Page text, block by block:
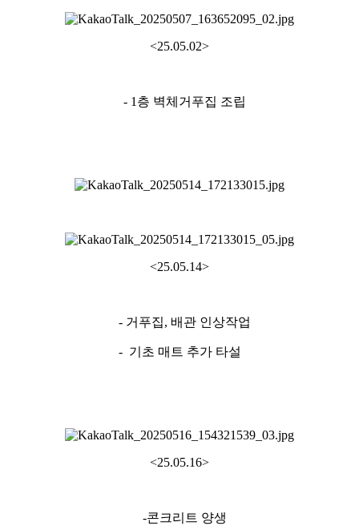
<25.05.02>
- 1층 벽체거푸집 조립
<25.05.14>
- 거푸집, 배관 인상작업
- 기초 매트 추가 타설
<25.05.16>
-콘크리트 양생